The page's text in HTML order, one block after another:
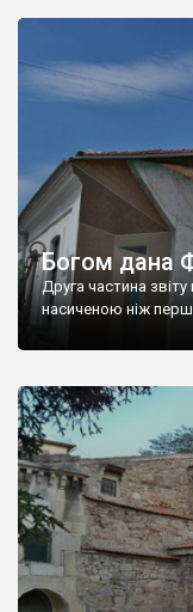
Богом дана
Друга частина
насиченою ніж